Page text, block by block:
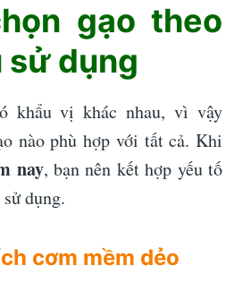
gạo theo
sử dụng
khẩu vị khác nhau, vì vậy
nào phù hợp với tất cả. Khi
nay, bạn nên kết hợp yếu tố
dụng.
cơm mềm dẻo